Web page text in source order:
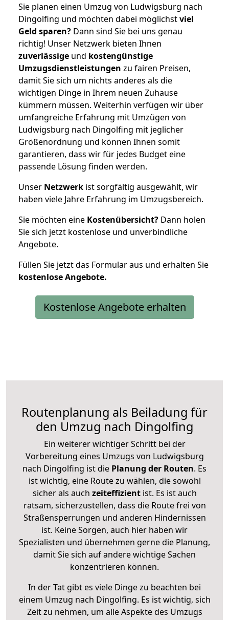
Sie planen einen Umzug von Ludwigsburg nach
Dingolfing und möchten dabei möglichstviel
Geld sparen? Dann sind Sie bei uns genau
richtig! Unser Netzwerk bieten Ihnen
zuverlässige und kostengünstige
Umzugsdienstleistungen zu fairen Preisen,
damit Sie sich um nichts anderes als die
wichtigen Dinge in Ihrem neuen Zuhause
kümmern müssen. Weiterhin verfügen wir über
umfangreiche Erfahrung mit Umzügen von
Ludwigsburg nach Dingolfing mit jeglicher
Größenordnung und können Ihnen somit
garantieren, dass wir für jedes Budget eine
passende Lösung finden werden.
Unser Netzwerk ist sorgfältig ausgewählt, wir
haben viele Jahre Erfahrung im Umzugsbereich.
Sie möchten eine Kostenübersicht? Dann holen
Sie sich jetzt kostenlose und unverbindliche
Angebote.
Füllen Sie jetzt das Formular aus und erhalten Sie
kostenloseAngebote.
Kostenlose Angebote erhalten
Routenplanung als Beiladung für
den Umzug nach Dingolfing
Ein weiterer wichtiger Schritt bei der
Vorbereitung eines Umzugs von Ludwigsburg
nach Dingolfing ist die Planung der Routen. Es
ist wichtig, eine Route zu wählen, die sowohl
sicher als auch zeiteffizientist. Es ist auch
ratsam, sicherzustellen, dass die Route frei von
Straßensperrungen und anderen Hindernissen
ist. Keine Sorgen, auch hier haben wir
Spezialisten und übernehmen gerne die Planung,
damit Sie sich auf andere wichtige Sachen
konzentrieren können.
In der Tat gibt es viele Dinge zu beachten bei
einem Umzug nach Dingolfing. Es ist wichtig, sich
Zeit zu nehmen, um alle Aspekte des Umzugs